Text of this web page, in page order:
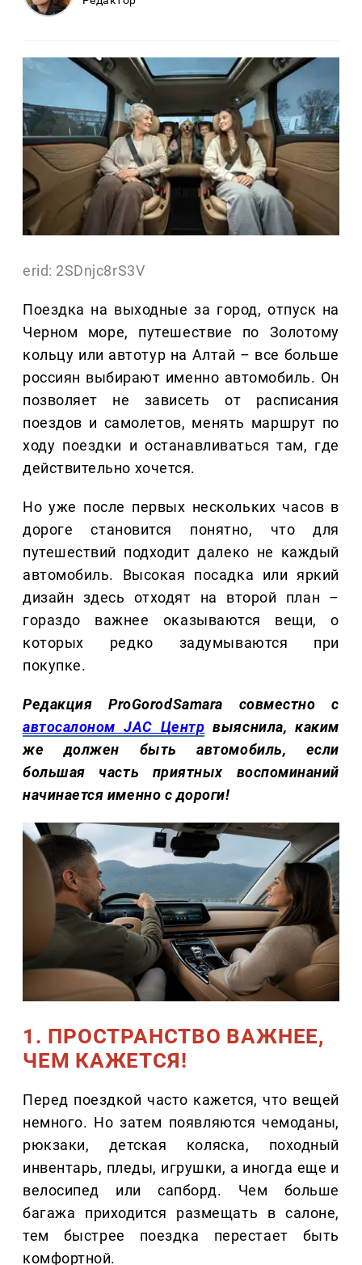
erid: 2SDnjc8rS3V
Поездка на выходные за город, отпуск на
Черном море, путешествие по Золотому
кольцу или автотур на Алтай – все больше
россиян выбирают именно автомобиль. Он
позволяет не зависеть от расписания
поездов и самолетов, менять маршрут по
ходу поездки и останавливаться там, где
действительно хочется.
Но уже после первых нескольких часов в
дороге становится понятно, что для
путешествий подходит далеко не каждый
автомобиль. Высокая посадка или яркий
дизайн здесь отходят на второй план –
гораздо важнее оказываются вещи, о
которых редко задумываются при
покупке.
Редакция ProGorodSamara совместно с
автосалоном JAC Центр выяснила, каким
же должен быть автомобиль, если
большая часть приятных воспоминаний
начинается именно с дороги!
1. ПРОСТРАНСТВО ВАЖНЕЕ,
ЧЕМ КАЖЕТСЯ!
Перед поездкой часто кажется, что вещей
немного. Но затем появляются чемоданы,
рюкзаки, детская коляска, походный
инвентарь, пледы, игрушки, а иногда еще и
велосипед или сапборд. Чем больше
багажа приходится размещать в салоне,
тем быстрее поездка перестает быть
комфортной.